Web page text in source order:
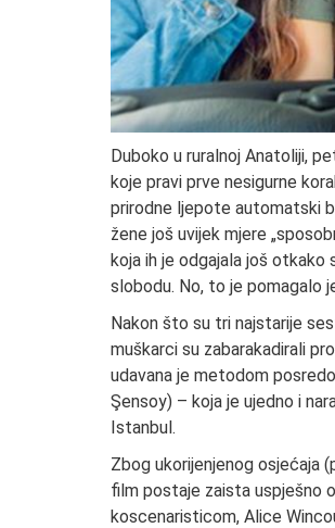
Duboko u ruralnoj Anatoliji,
koje pravi prve nesigurne
prirodne ljepote automatski
žene još uvijek mjere
koja ih je odgajala još otkako
slobodu. No, to je pomagalo
Nakon što su tri najstarije
muškarci su zabarakadirali
udavana je metodom
Şensoy) – koja je ujedno i
Istanbul.
Zbog ukorijenjenog osjećaja
film postaje zaista uspješno
koscenaristicom, Alice